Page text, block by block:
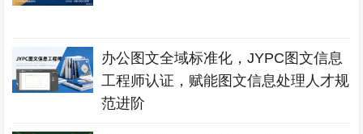
办公图文全域标准化，JYPC图文信息
工程师认证，赋能图文信息处理人才规
范进阶